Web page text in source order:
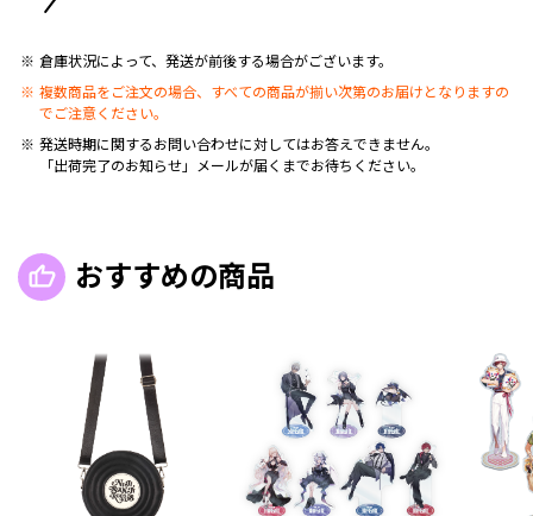
倉庫状況によって、発送が前後する場合がございます。
複数商品をご注文の場合、すべての商品が揃い次第のお届けとなりますの
でご注意ください。
発送時期に関するお問い合わせに対してはお答えできません。
「出荷完了のお知らせ」メールが届くまでお待ちください。
おすすめの商品